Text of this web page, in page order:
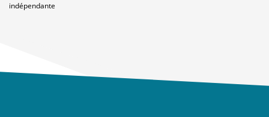
indépendante